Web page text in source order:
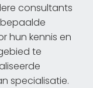
consultants
hun kennis en
te
specialisatie.